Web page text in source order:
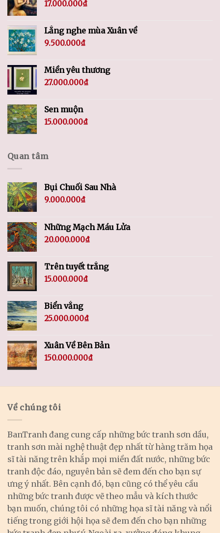
17.000.000₫
Lắng nghe mùa Xuân về
9.500.000₫
Miền yêu thương
27.000.000₫
Sen muộn
15.000.000₫
Quan tâm
Bụi Chuối Sau Nhà
9.000.000₫
Những Mạch Máu Lửa
20.000.000₫
Trên tuyết trắng
15.000.000₫
Biển vắng
25.000.000₫
Xuân Về Bên Bản
150.000.000₫
Về chúng tôi
BanTranh đang cung cấp những bức tranh sơn dầu,
tranh sơn mài nghệ thuật đẹp nhất từ hàng trăm họa
sĩ tài năng trên khắp mọi miền đất nước, những bức
tranh độc đáo, nguyên bản sẽ đem đến cho bạn sự
ưng ý nhất. Bên cạnh đó, bạn cũng có thể yêu cầu
những bức tranh được vẽ theo mẫu và kích thước
bạn muốn, chúng tôi có những họa sĩ tài năng và nổi
tiếng trong giới hội họa sẽ đem đến cho bạn những